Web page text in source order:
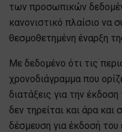
των προσωπικών
κανονιστικό πλαίσιο να
θεσμοθετημένη έναρξη
Με δεδομένο ότι τις
χρονοδιάγραμμα που
διατάξεις για την
δεν τηρείται και άρα
δέσμευση για έκδοσή